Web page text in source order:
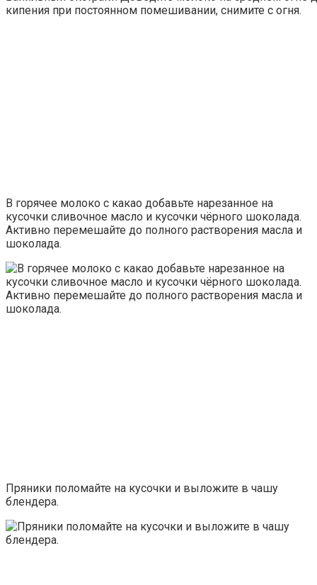
В горячее молоко с какао добавьте нарезанное на
кусочки сливочное масло и кусочки чёрного шоколада.
Активно перемешайте до полного растворения масла и
шоколада.
Пряники поломайте на кусочки и выложите в чашу
блендера.